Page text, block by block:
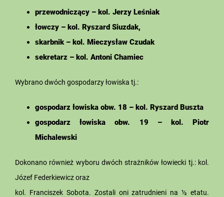
przewodniczący – kol. Jerzy Leśniak
łowczy – kol. Ryszard Siuzdak,
skarbnik – kol. Mieczysław Czudak
sekretarz – kol. Antoni Chamiec
Wybrano dwóch gospodarzy łowiska tj.:
gospodarz łowiska obw. 18 – kol. Ryszard Buszta
gospodarz łowiska obw. 19 – kol. Piotr
Michalewski
Dokonano również wyboru dwóch strażników łowiecki tj.: kol.
Józef Federkiewicz oraz
kol. Franciszek Sobota. Zostali oni zatrudnieni na ½ etatu.